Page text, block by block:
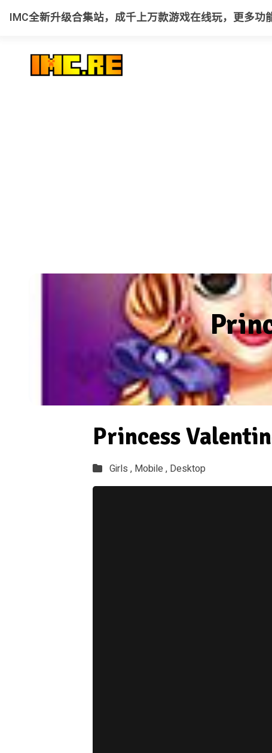
IMC全新升级合集站，成千上万款游戏在线玩，更多功
Princess
Girls , Mobile , Desktop